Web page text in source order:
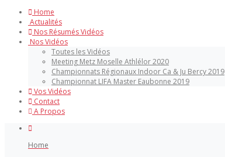
Home
Actualités
Nos Résumés Vidéos
Nos Vidéos
Toutes les Vidéos
Meeting Metz Moselle Athlélor 2020
Championnats Régionaux Indoor Ca & Ju Bercy 2019
Championnat LIFA Master Eaubonne 2019
Vos Vidéos
Contact
A Propos
Home